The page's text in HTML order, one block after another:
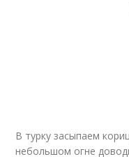
В турку засыпаем
небольшом огне